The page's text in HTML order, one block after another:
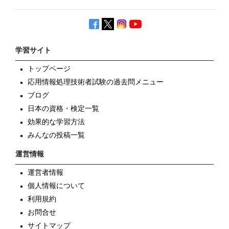
学習サイト
トップページ
応用情報処理技術者試験の過去問メニュー
ブログ
日本の資格・検定一覧
効果的な学習方法
みんなの投稿一覧
運営情報
運営者情報
個人情報について
利用規約
お問合せ
サイトマップ